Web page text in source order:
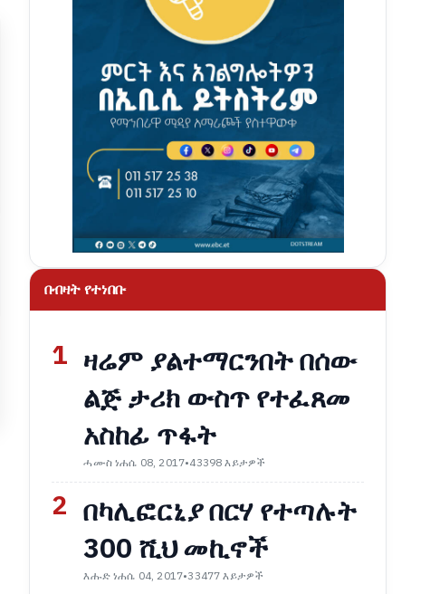
በብዛት የተነበቡ
1 ዛሬም ያልተማርንበት በሰው
ልጅ ታሪክ ውስጥ የተፈጸመ
አስከፊ ጥፋት
ሓሙስ ነሐሴ 08, 2017•43398 እይታዎች
2 በካሊፎርኒያ በርሃ የተጣሉት
300 ሺህ መኪኖች
እሑድ ነሐሴ 04, 2017•33477 እይታዎች